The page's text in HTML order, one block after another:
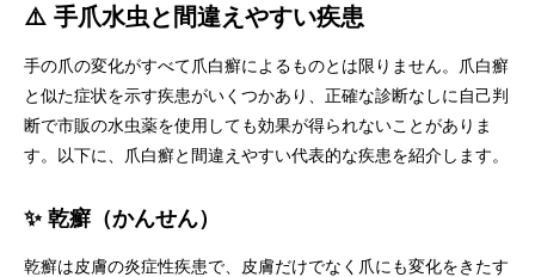
⚠️ 手爪水虫と間違えやすい疾患
手の爪の変化がすべて爪白癬によるものとは限りません。爪白癬
と似た症状を示す疾患がいくつかあり、正確な診断なしに自己判
断で市販の水虫薬を使用しても効果が得られないことがありま
す。以下に、爪白癬と間違えやすい代表的な疾患を紹介します。
✨ 乾癬（かんせん）
乾癬は皮膚の炎症性疾患で、皮膚だけでなく爪にも変化をきたす